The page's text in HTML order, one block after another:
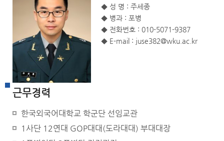
◆ 성 명 : 주세종
◆ 병과 : 포병
◆ 전화번호 : 010-5071-9387
◆ E-mail : juse382@wku.ac.kr
근무경력
한국외국어대학교 학군단 선임교관
1사단 12연대 GOP대대(도라대대) 부대대장